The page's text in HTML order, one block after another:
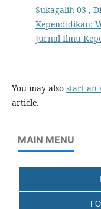
Sukagalih 03 ,
Kependidikan:
Jurnal Ilmu
You may also start an
article.
MAIN MENU